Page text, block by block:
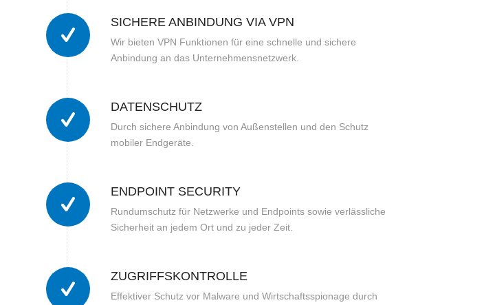
SICHERE ANBINDUNG VIA VPN
Wir bieten VPN Funktionen für eine schnelle und sichere
Anbindung an das Unternehmensnetzwerk.
DATENSCHUTZ
Durch sichere Anbindung von Außenstellen und den Schutz
mobiler Endgeräte.
ENDPOINT SECURITY
Rundumschutz für Netzwerke und Endpoints sowie verlässliche
Sicherheit an jedem Ort und zu jeder Zeit.
ZUGRIFFSKONTROLLE
Effektiver Schutz vor Malware und Wirtschaftsspionage durch